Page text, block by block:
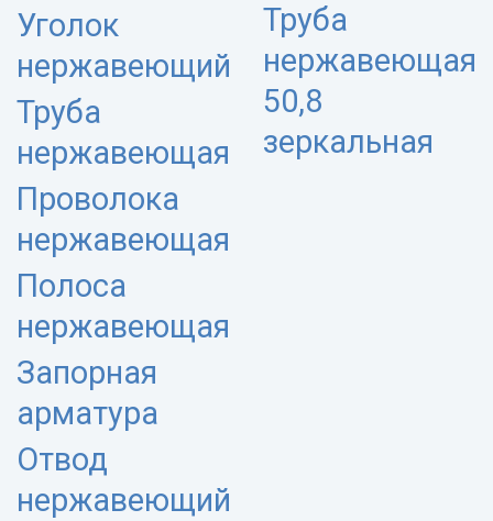
Уголок
нержавеющий
Труба
нержавеющая
Проволока
нержавеющая
Полоса
нержавеющая
Запорная
арматура
Отвод
нержавеющий
Труба
нержавеющая
50,8
зеркальная